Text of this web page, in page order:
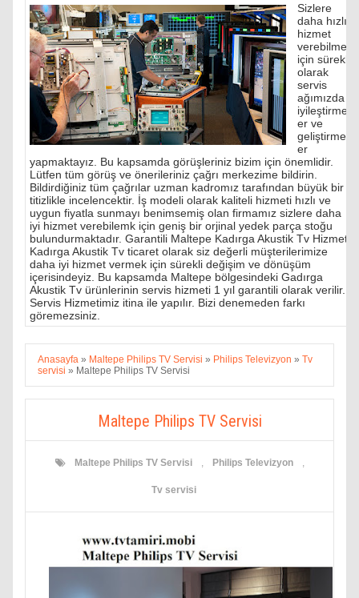
Sizlere
daha hızlı
hizmet
verebilmek
için sürekli
olarak
servis
ağımızda
iyileştirmel
er ve
geliştirmel
er
yapmaktayız. Bu kapsamda görüşleriniz bizim için önemlidir.
Lütfen tüm görüş ve önerileriniz çağrı merkezime bildirin.
Bildirdiğiniz tüm çağrılar uzman kadromız tarafından büyük bir
titizlikle incelencektir. İş modeli olarak kaliteli hizmeti hızlı ve
uygun fiyatla sunmayı benimsemiş olan firmamız sizlere daha
iyi hizmet verebilemk için geniş bir orjinal yedek parça stoğu
bulundurmaktadır. Garantili Maltepe Kadırga Akustik Tv Hizmeti
Kadırga Akustik Tv ticaret olarak siz değerli müşterilerimize
daha iyi hizmet vermek için sürekli değişim ve dönüşüm
içerisindeyiz. Bu kapsamda Maltepe bölgesindeki Gadırga
Akustik Tv ürünlerinin servis hizmeti 1 yıl garantili olarak verilir.
Servis Hizmetimiz itina ile yapılır. Bizi denemeden farkı
göremezsiniz.
Anasayfa » Maltepe Philips TV Servisi » Philips Televizyon » Tv
servisi » Maltepe Philips TV Servisi
Maltepe Philips TV Servisi
Maltepe Philips TV Servisi Philips Televizyon
Tv servisi